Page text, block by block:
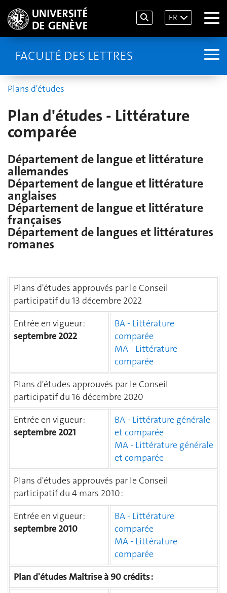
FR
FACULTÉ DES LETTRES
Plans d'études
Plan d'études - Littérature
comparée
Département de langue et littérature
allemandes
Département de langue et littérature
anglaises
Département de langue et littérature
françaises
Département de langues et littératures
romanes
Plans d'études approuvés par le Conseil
participatif du 13 décembre 2022
Entrée en vigueur :
septembre 2022
BA - Littérature
comparée
MA - Littérature
comparée
Plans d'études approuvés par le Conseil
participatif du 16 décembre 2020
Entrée en vigueur :
septembre 2021
BA - Littérature générale
et comparée
MA - Littérature générale
et comparée
Plans d'études approuvés par le Conseil
participatif du 4 mars 2010 :
Entrée en vigueur :
septembre 2010
BA - Littérature
comparée
MA - Littérature
comparée
Plan d'études Maîtrise à 90 crédits :